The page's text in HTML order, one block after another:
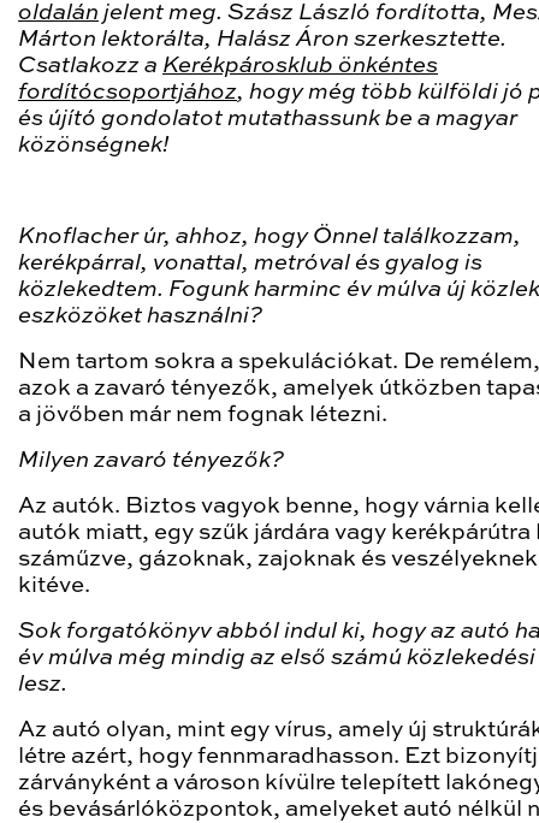
oldalán jelent meg. Szász László fordította,
Márton lektorálta, Halász Áron szerkesztette.
Csatlakozz a Kerékpárosklub önkéntes
fordítócsoportjához, hogy még több külföldi jó
és újító gondolatot mutathassunk be a magyar
közönségnek!
Knoflacher úr, ahhoz, hogy Önnel találkozzam,
kerékpárral, vonattal, metróval és gyalog is
közlekedtem. Fogunk harminc év múlva új
eszközöket használni?
Nem tartom sokra a spekulációkat. De
azok a zavaró tényezők, amelyek útközben
a jövőben már nem fognak létezni.
Milyen zavaró tényezők?
Az autók. Biztos vagyok benne, hogy várnia
autók miatt, egy szűk járdára vagy kerékpárútra
száműzve, gázoknak, zajoknak és
kitéve.
Sok forgatókönyv abból indul ki, hogy az autó
év múlva még mindig az első számú
lesz.
Az autó olyan, mint egy vírus, amely új
létre azért, hogy fennmaradhasson. Ezt
zárványként a városon kívülre telepített
és bevásárlóközpontok, amelyeket autó nélkül